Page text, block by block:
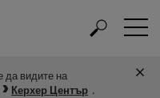
да видите на
Керхер Център .